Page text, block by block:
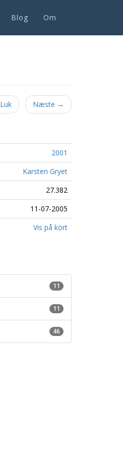
Blog Om
Luk Næste →
2001
Karsten Gryet
27.382
11-07-2005
Vis på kort
11
11
46